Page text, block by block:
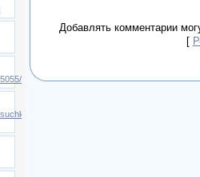
Добавлять комментарии
[